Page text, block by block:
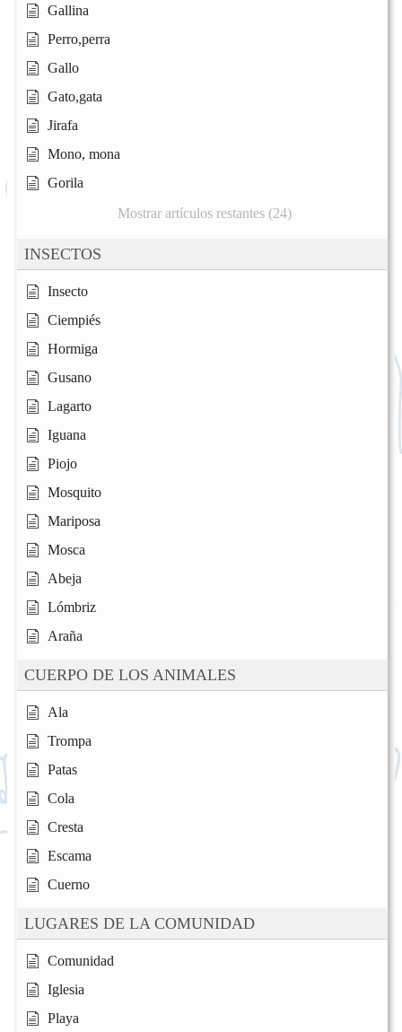
Gallina
Perro,perra
Gallo
Gato,gata
Jirafa
Mono, mona
Gorila
Mostrar artículos restantes (24)
INSECTOS
Insecto
Ciempiés
Hormiga
Gusano
Lagarto
Iguana
Piojo
Mosquito
Mariposa
Mosca
Abeja
Lómbriz
Araña
CUERPO DE LOS ANIMALES
Ala
Trompa
Patas
Cola
Cresta
Escama
Cuerno
LUGARES DE LA COMUNIDAD
Comunidad
Iglesia
Playa